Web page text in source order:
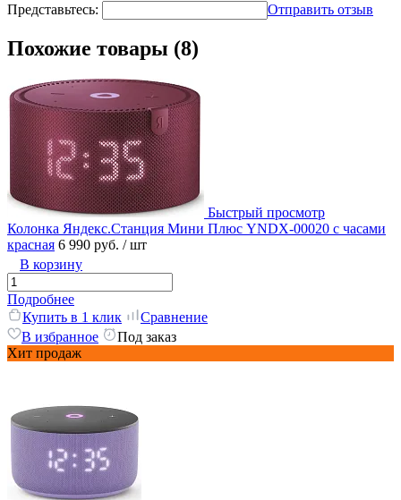
Представьтесь: Отправить отзыв
Похожие товары (8)
Быстрый просмотр
Колонка Яндекс.Станция Мини Плюс YNDX-00020 с часами
красная 6 990 руб. / шт
В корзину
Подробнее
Купить в 1 клик
Сравнение
В избранное
Под заказ
Хит продаж